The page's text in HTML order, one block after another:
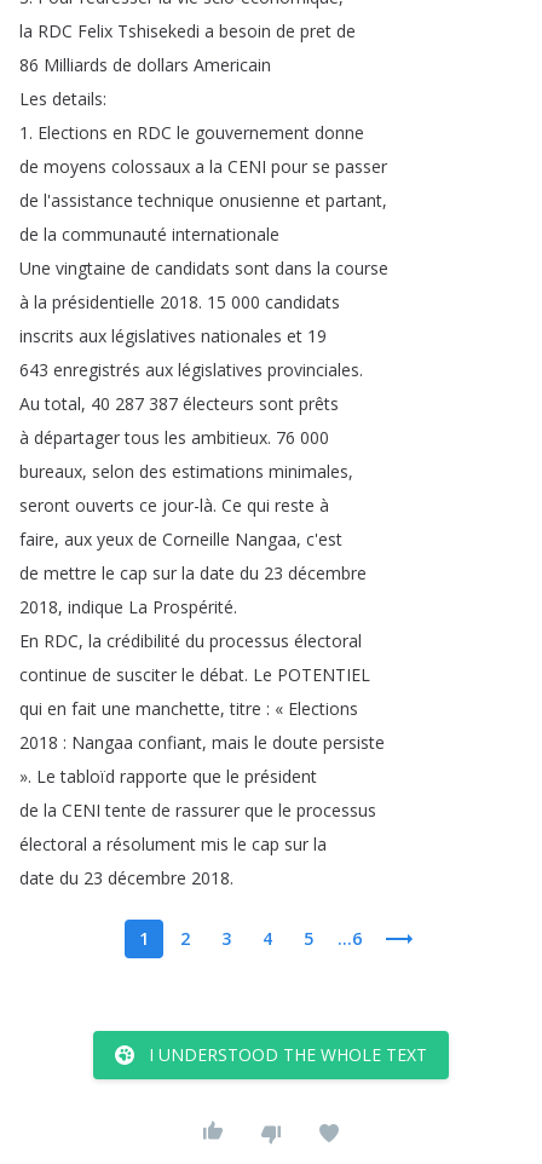
la RDC Felix Tshisekedi a besoin de pret de
86 Milliards de dollars Americain
Les details:
1. Elections en RDC le gouvernement donne
de moyens colossaux a la CENI pour se passer
de l'assistance technique onusienne et partant,
de la communauté internationale
Une vingtaine de candidats sont dans la course
à la présidentielle 2018. 15 000 candidats
inscrits aux législatives nationales et 19
643 enregistrés aux législatives provinciales.
Au total, 40 287 387 électeurs sont prêts
à départager tous les ambitieux. 76 000
bureaux, selon des estimations minimales,
seront ouverts ce jour-là. Ce qui reste à
faire, aux yeux de Corneille Nangaa, c'est
de mettre le cap sur la date du 23 décembre
2018, indique La Prospérité.
En RDC, la crédibilité du processus électoral
continue de susciter le débat. Le POTENTIEL
qui en fait une manchette,titre : « Elections
2018 : Nangaa confiant, mais le doute persiste
». Le tabloïd rapporte que le président
de la CENI tente de rassurer que le processus
électoral a résolument mis le cap sur la
date du 23 décembre 2018.
1 2 3 4 5 ...6
I UNDERSTOOD THE WHOLE TEXT